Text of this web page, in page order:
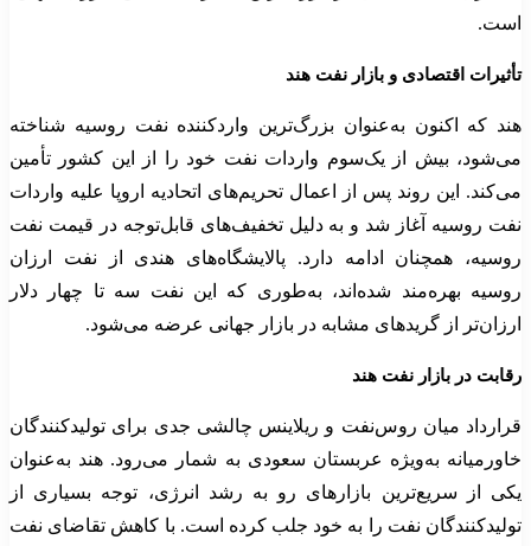
است.
تأثیرات اقتصادی و بازار نفت هند
هند که اکنون به‌عنوان بزرگ‌ترین واردکننده نفت روسیه شناخته
می‌شود، بیش از یک‌سوم واردات نفت خود را از این کشور تأمین
می‌کند. این روند پس از اعمال تحریم‌های اتحادیه اروپا علیه واردات
نفت روسیه آغاز شد و به دلیل تخفیف‌های قابل‌توجه در قیمت نفت
روسیه، همچنان ادامه دارد. پالایشگاه‌های هندی از نفت ارزان
روسیه بهره‌مند شده‌اند، به‌طوری که این نفت سه تا چهار دلار
ارزان‌تر از گریدهای مشابه در بازار جهانی عرضه می‌شود.
رقابت در بازار نفت هند
قرارداد میان روس‌نفت و ریلاینس چالشی جدی برای تولیدکنندگان
خاورمیانه به‌ویژه عربستان سعودی به شمار می‌رود. هند به‌عنوان
یکی از سریع‌ترین بازارهای رو به رشد انرژی، توجه بسیاری از
تولیدکنندگان نفت را به خود جلب کرده است. با کاهش تقاضای نفت